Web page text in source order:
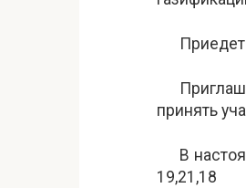
принять
В
19,21,18